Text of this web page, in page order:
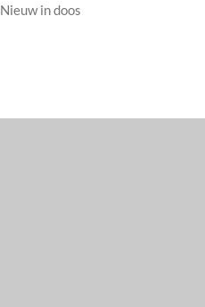
Nieuw in doos